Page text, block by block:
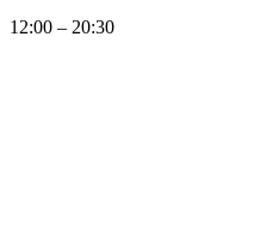
12:00 – 20:30